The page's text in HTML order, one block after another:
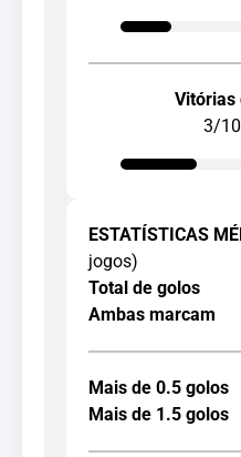
Vitórias
3/
ESTATÍSTICAS
jogos)
Total de golos
Ambas marcam
Mais de 0.5 golos
Mais de 1.5 golos